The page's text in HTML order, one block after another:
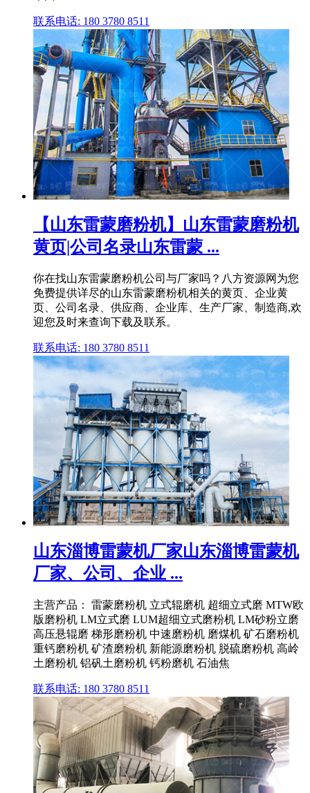
联系电话: 180 3780 8511
【山东雷蒙磨粉机】山东雷蒙磨粉机
黄页|公司名录山东雷蒙 ...
你在找山东雷蒙磨粉机公司与厂家吗？八方资源网为您
免费提供详尽的山东雷蒙磨粉机相关的黄页、企业黄
页、公司名录、供应商、企业库、生产厂家、制造商,欢
迎您及时来查询下载及联系。
联系电话: 180 3780 8511
山东淄博雷蒙机厂家山东淄博雷蒙机
厂家、公司、企业 ...
主营产品： 雷蒙磨粉机 立式辊磨机 超细立式磨 MTW欧
版磨粉机 LM立式磨 LUM超细立式磨粉机 LM砂粉立磨
高压悬辊磨 梯形磨粉机 中速磨粉机 磨煤机 矿石磨粉机
重钙磨粉机 矿渣磨粉机 新能源磨粉机 脱硫磨粉机 高岭
土磨粉机 铝矾土磨粉机 钙粉磨机 石油焦
联系电话: 180 3780 8511